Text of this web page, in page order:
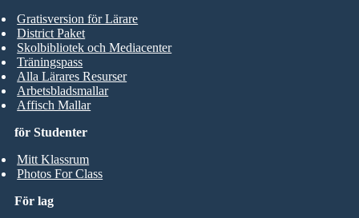
för Studenter
Mitt Klassrum
Photos For Class
Gratisversion för Lärare
District Paket
Skolbibliotek och Mediacenter
Träningspass
Alla Lärares Resurser
Arbetsbladsmallar
Affisch Mallar
För lag